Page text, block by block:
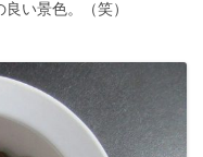
い景色。（笑）